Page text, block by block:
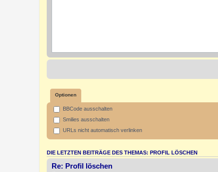
Optionen
BBCode ausschalten
Smilies ausschalten
URLs nicht automatisch verlinken
DIE LETZTEN BEITRÄGE DES THEMAS: PROFIL LÖSCHEN
Re: Profil löschen